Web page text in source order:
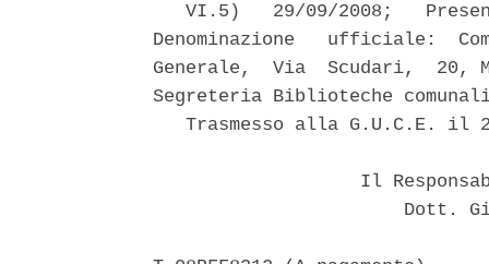
VI.5)   29/09/2008;
Denominazione   ufficiale:
Generale,  Via  Scudari,  20,
Segreteria Biblioteche
Trasmesso alla G.U.C.E. il
Il
Dott.